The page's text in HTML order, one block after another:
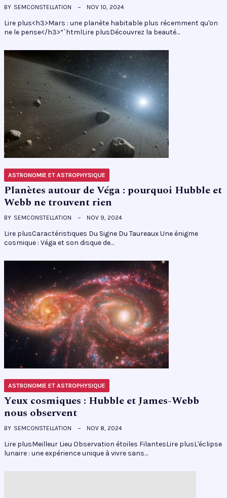
BY SEMCONSTELLATION NOV 10, 2024
Lire plus<h3>Mars : une planète habitable plus récemment qu'on
ne le pense</h3>“`htmlLire plusDécouvrez la beauté…
ASTRONOMIE ET ASTROPHYSIQUE
Planètes autour de Véga : pourquoi Hubble et
Webb ne trouvent rien
BY SEMCONSTELLATION NOV 9, 2024
Lire plusCaractéristiques Du Signe Du Taureaux Une énigme
cosmique : Véga et son disque de…
ASTRONOMIE ET ASTROPHYSIQUE
Yeux cosmiques : Hubble et James-Webb
nous observent
BY SEMCONSTELLATION NOV 8, 2024
Lire plusMeilleur Lieu Observation étoiles FilantesLire plusL'éclipse
lunaire : une expérience unique à vivre sans…